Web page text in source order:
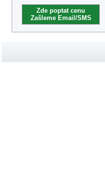
Zde poptat cenu
Zašleme Email/SMS